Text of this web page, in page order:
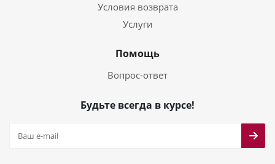
Условия возврата
Услуги
Помощь
Вопрос-ответ
Будьте всегда в курсе!